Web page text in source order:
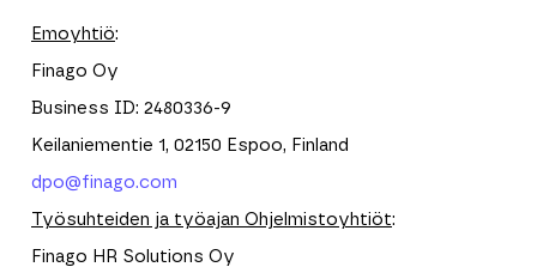
Emoyhtiö:
Finago Oy
Business ID: 2480336-9
Keilaniementie 1, 02150 Espoo, Finland
dpo@finago.com
Työsuhteiden ja työajan Ohjelmistoyhtiöt:
Finago HR Solutions Oy